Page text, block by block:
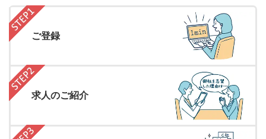
ご登録
求人のご紹介